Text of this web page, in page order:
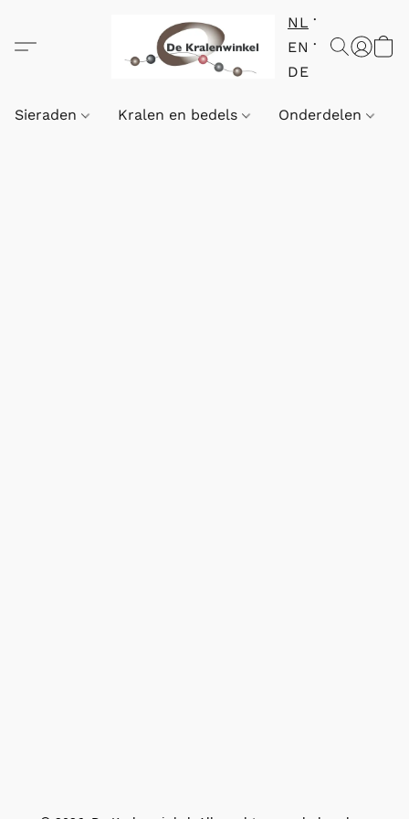
NL
EN
DE
Sieraden Kralen en bedels Onderdelen